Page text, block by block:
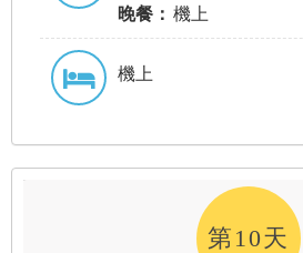
晚餐： 機上
機上
第10天